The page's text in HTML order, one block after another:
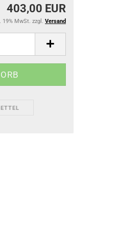
403,00 EUR
19% MwSt. zzgl. Versand